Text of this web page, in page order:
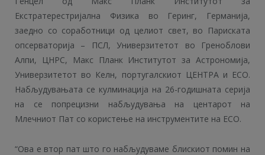
Екстратерестријална Физика во Геринг, Германија,
заедно со соработници од целиот свет, во Париската
опсерваторија – ПСЛ, Универзитетот во Греноблови
Алпи, ЦНРС, Макс Планк Институтот за Астрономија,
Универзитетот во Келн, португалскиот ЦЕНТРА и ЕСО.
Набљудувањата се кулминација на 26-годишната серија
на се попрецизни набљудувања на центарот на
Млечниот Пат со користење на инструментите на ЕСО.
“Ова е втор пат што го набљудуваме блискиот помин на